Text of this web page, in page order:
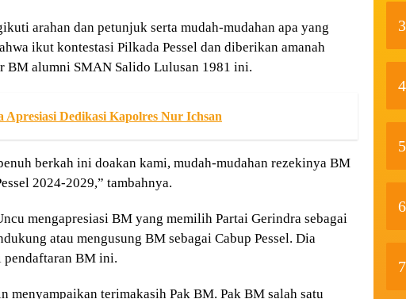
arahan dan petunjuk serta mudah-mudahan apa yang
ikut kontestasi Pilkada Pessel dan diberikan amanah
BM alumni SMAN Salido Lulusan 1981 ini.
Dedikasi Kapolres Nur Ichsan
berkah ini doakan kami, mudah-mudahan rezekinya BM
2024-2029,” tambahnya.
mengapresiasi BM yang memilih Partai Gerindra sebagai
atau mengusung BM sebagai Cabup Pessel. Dia
pendaftaran BM ini.
menyampaikan terimakasih Pak BM. Pak BM salah satu
3
4
5
6
7